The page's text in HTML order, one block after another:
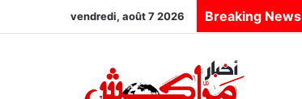
vendredi, août 7 2026 Breaking News